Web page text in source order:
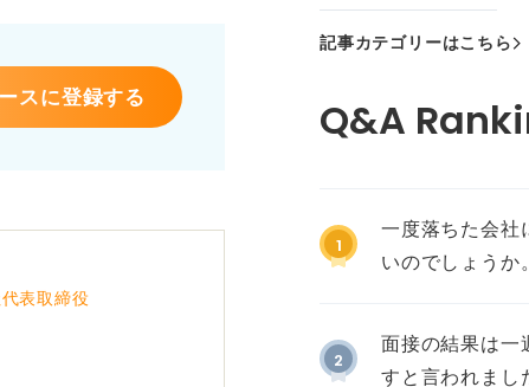
スに登録する
表取締役
記事カテゴリーはこちら
1
一度落ちた会社
いのでしょうか。
2
面接の結果は一
すと言われまし